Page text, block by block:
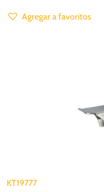
Agregar a favoritos
KT19777